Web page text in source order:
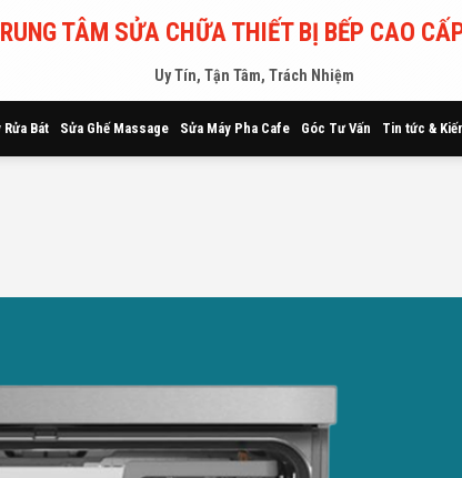
TÂM SỬA CHỮA THIẾT BỊ BẾP CAO
Uy Tín, Tận Tâm, Trách Nhiệm
Rửa Bát Sửa Ghế Massage Sửa Máy Pha Cafe Góc Tư Vấn Tin tức &